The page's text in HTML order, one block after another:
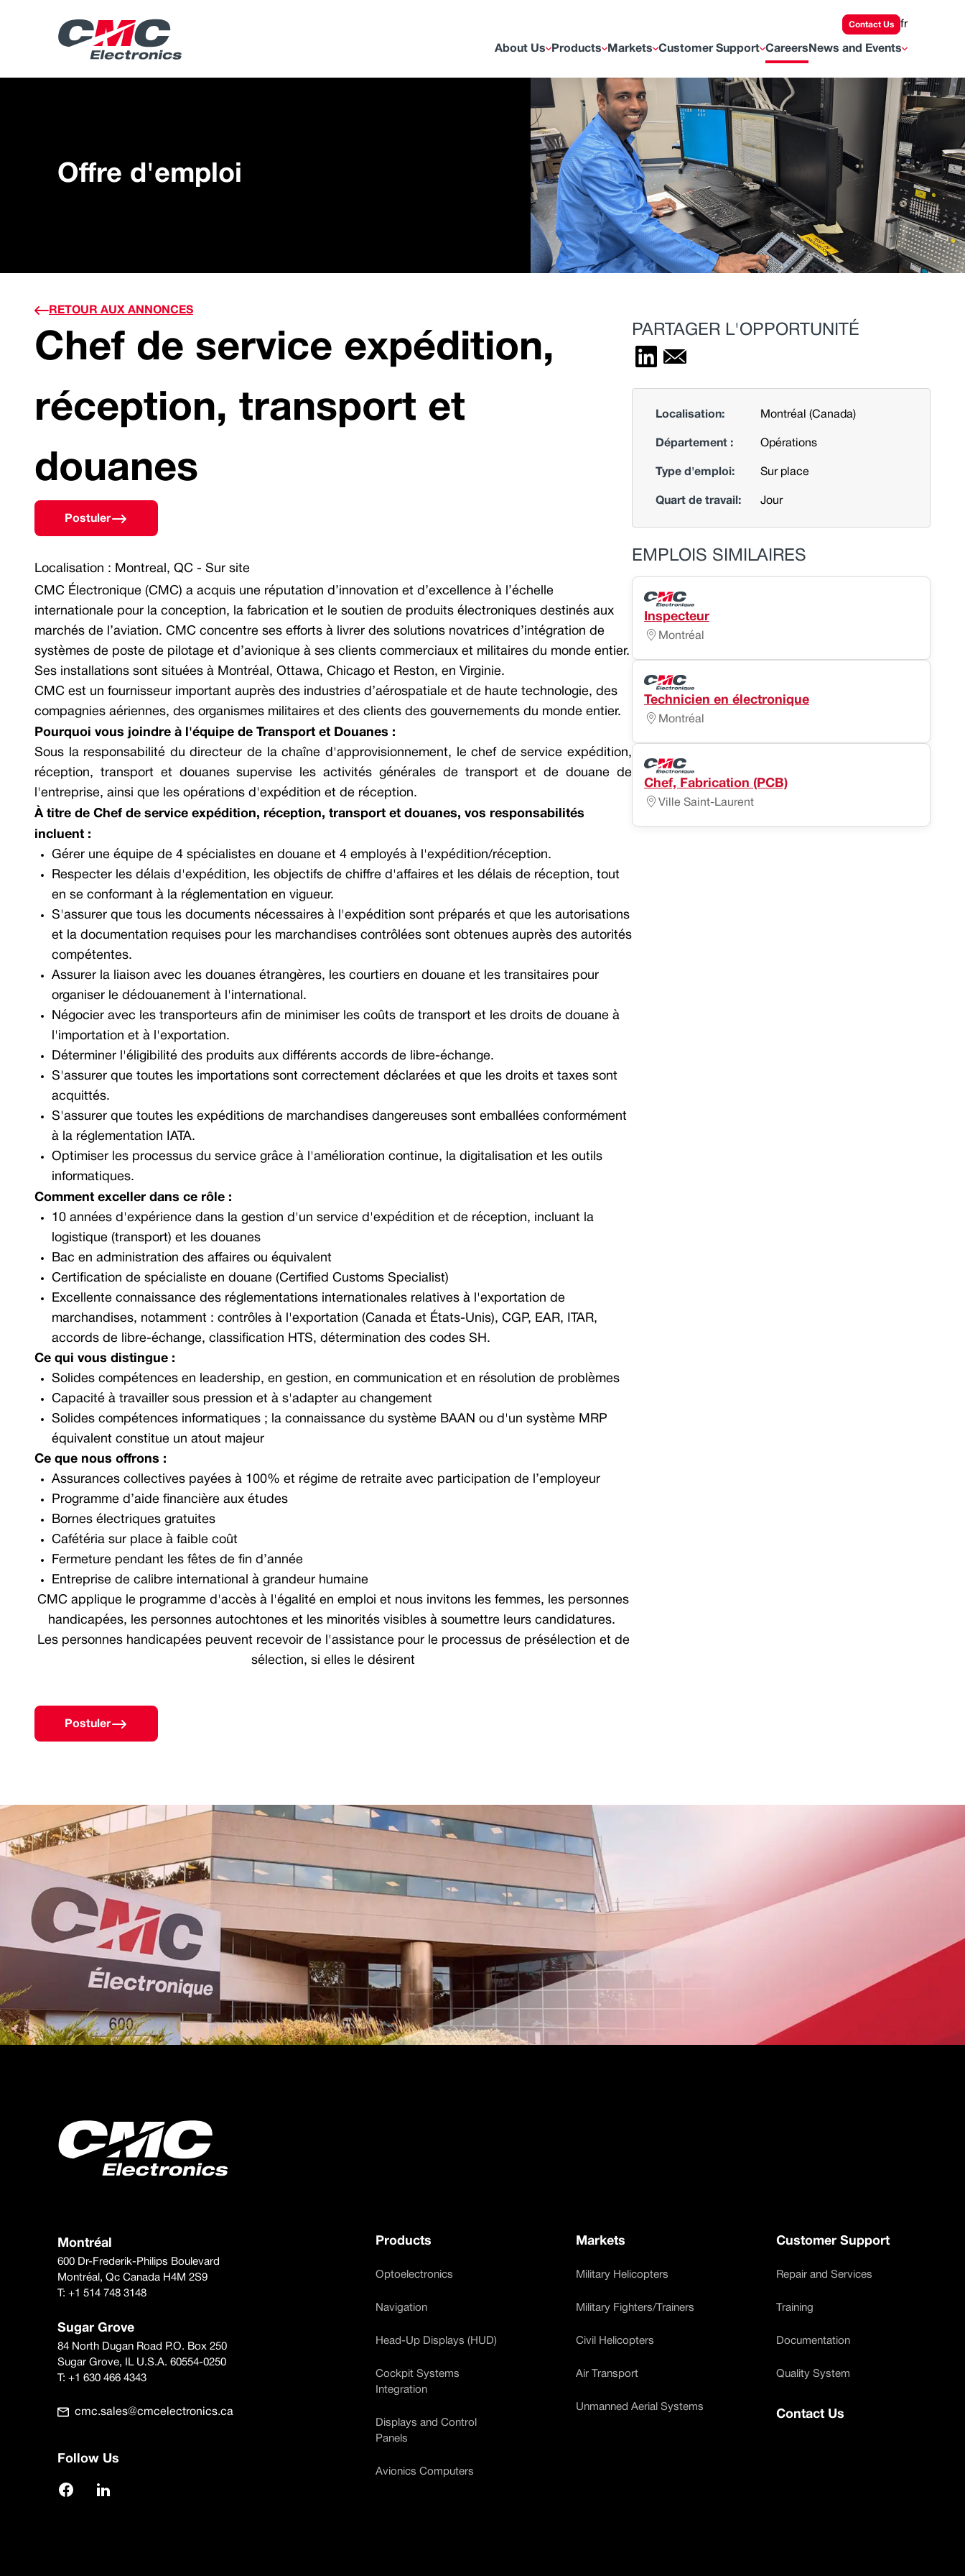
Contact Us fr
About Us Products Markets Customer Support
Toggle submenu
Careers News and Events
Offre d'emploi
RETOUR AUX ANNONCES
Chef de service expédition,
réception, transport et
douanes
Postuler
Localisation : Montreal, QC - Sur site
CMC Électronique (CMC) a acquis une réputation d’innovation et d’excellence à l’échelle
internationale pour la conception, la fabrication et le soutien de produits électroniques destinés aux
marchés de l’aviation. CMC concentre ses efforts à livrer des solutions novatrices d’intégration de
systèmes de poste de pilotage et d’avionique à ses clients commerciaux et militaires du monde entier.
Ses installations sont situées à Montréal, Ottawa, Chicago et Reston, en Virginie.
CMC est un fournisseur important auprès des industries d’aérospatiale et de haute technologie, des
compagnies aériennes, des organismes militaires et des clients des gouvernements du monde entier.
Pourquoi vous joindre à l'équipe de Transport et Douanes :
Sous la responsabilité du directeur de la chaîne d'approvisionnement, le chef de service expédition,
réception, transport et douanes supervise les activités générales de transport et de douane de
l'entreprise, ainsi que les opérations d'expédition et de réception.
À titre de Chef de service expédition, réception, transport et douanes, vos responsabilités
incluent :
Gérer une équipe de 4 spécialistes en douane et 4 employés à l'expédition/réception.
Respecter les délais d'expédition, les objectifs de chiffre d'affaires et les délais de réception, tout
en se conformant à la réglementation en vigueur.
S'assurer que tous les documents nécessaires à l'expédition sont préparés et que les autorisations
et la documentation requises pour les marchandises contrôlées sont obtenues auprès des autorités
compétentes.
Assurer la liaison avec les douanes étrangères, les courtiers en douane et les transitaires pour
organiser le dédouanement à l'international.
Négocier avec les transporteurs afin de minimiser les coûts de transport et les droits de douane à
l'importation et à l'exportation.
Déterminer l'éligibilité des produits aux différents accords de libre-échange.
S'assurer que toutes les importations sont correctement déclarées et que les droits et taxes sont
acquittés.
S'assurer que toutes les expéditions de marchandises dangereuses sont emballées conformément
à la réglementation IATA.
Optimiser les processus du service grâce à l'amélioration continue, la digitalisation et les outils
informatiques.
Comment exceller dans ce rôle :
10 années d'expérience dans la gestion d'un service d'expédition et de réception, incluant la
logistique (transport) et les douanes
Bac en administration des affaires ou équivalent
Certification de spécialiste en douane (Certified Customs Specialist)
Excellente connaissance des réglementations internationales relatives à l'exportation de
marchandises, notamment : contrôles à l'exportation (Canada et États-Unis), CGP, EAR, ITAR,
accords de libre-échange, classification HTS, détermination des codes SH.
Ce qui vous distingue :
Solides compétences en leadership, en gestion, en communication et en résolution de problèmes
Capacité à travailler sous pression et à s'adapter au changement
Solides compétences informatiques ; la connaissance du système BAAN ou d'un système MRP
équivalent constitue un atout majeur
Ce que nous offrons :
Assurances collectives payées à 100% et régime de retraite avec participation de l’employeur
Programme d’aide financière aux études
Bornes électriques gratuites
Cafétéria sur place à faible coût
Fermeture pendant les fêtes de fin d’année
Entreprise de calibre international à grandeur humaine
CMC applique le programme d'accès à l'égalité en emploi et nous invitons les femmes, les personnes
handicapées, les personnes autochtones et les minorités visibles à soumettre leurs candidatures.
Les personnes handicapées peuvent recevoir de l'assistance pour le processus de présélection et de
sélection, si elles le désirent
Postuler
PARTAGER L'OPPORTUNITÉ
Localisation: Montréal (Canada)
Département : Opérations
Type d'emploi: Sur place
Quart de travail: Jour
EMPLOIS SIMILAIRES
Inspecteur
Montréal
Technicien en électronique
Montréal
Chef, Fabrication (PCB)
Ville Saint-Laurent
Montréal
600 Dr-Frederik-Philips Boulevard
Montréal, Qc Canada H4M 2S9
T: +1 514 748 3148
Sugar Grove
84 North Dugan Road P.O. Box 250
Sugar Grove, IL U.S.A. 60554-0250
T: +1 630 466 4343
cmc.sales@cmcelectronics.ca
Follow Us
FacebookLinkedIn
Products
Optoelectronics
Navigation
Head-Up Displays (HUD)
Cockpit Systems
Integration
Displays and Control
Panels
Avionics Computers
Markets
Military Helicopters
Military Fighters/Trainers
Civil Helicopters
Air Transport
Unmanned Aerial Systems
Customer Support
Repair and Services
Training
Documentation
Quality System
Contact Us